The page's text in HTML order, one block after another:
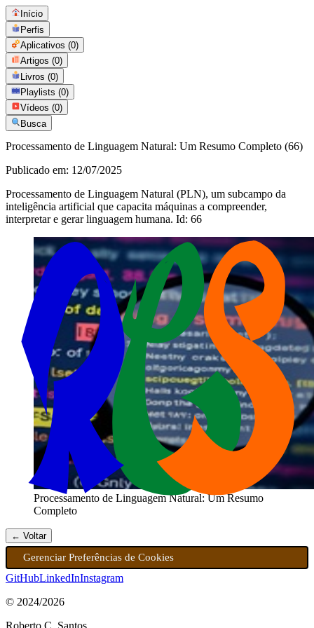
Início
Perfis
Aplicativos (0)
Artigos (0)
Livros (0)
Playlists (0)
Vídeos (0)
Busca
Processamento de Linguagem Natural: Um Resumo Completo (66)
Publicado em: 12/07/2025
Processamento de Linguagem Natural (PLN), um subcampo da
inteligência artificial que capacita máquinas a compreender,
interpretar e gerar linguagem humana. Id: 66
Processamento de Linguagem Natural: Um Resumo
Completo
← Voltar
Gerenciar Preferências de Cookies
GitHubLinkedInInstagram
© 2024/2026
Roberto C. Santos.